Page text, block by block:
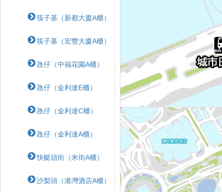
筷子基（新都大廈A櫃）
筷子基（宏豐大廈A櫃）
氹仔（中福花園A櫃）
氹仔（金利達E櫃）
氹仔（金利達C櫃）
氹仔（金利達A櫃）
快艇頭街（米街A櫃）
沙梨頭（港灣酒店A櫃）